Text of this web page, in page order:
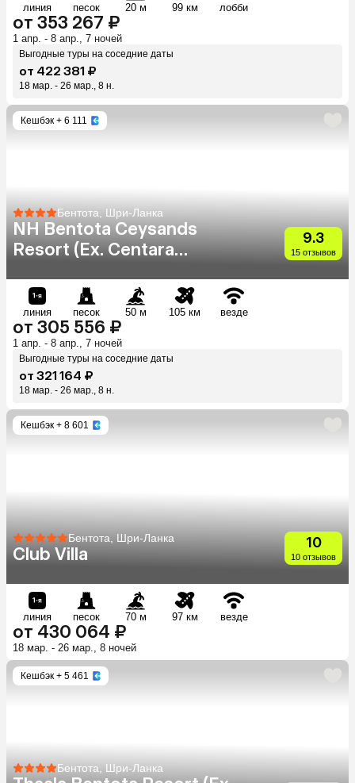
линия песок 20 м 99 км лобби
от 353 267 ₽
1 апр. - 8 апр., 7 ночей
Выгодные туры на соседние даты
от 422 381 ₽
18 мар. - 26 мар., 8 н.
Кешбэк + 6 111
Бентота, Шри-Ланка
NH Bentota Ceysands
Resort (Ex. Centara
9.3
15 отзывов
линия песок 50 м 105 км везде
от 305 556 ₽
1 апр. - 8 апр., 7 ночей
Выгодные туры на соседние даты
от 321 164 ₽
18 мар. - 26 мар., 8 н.
Кешбэк + 8 601
Бентота, Шри-Ланка
Club Villa
10
10 отзывов
линия песок 70 м 97 км везде
от 430 064 ₽
18 мар. - 26 мар., 8 ночей
Кешбэк + 5 461
Бентота, Шри-Ланка